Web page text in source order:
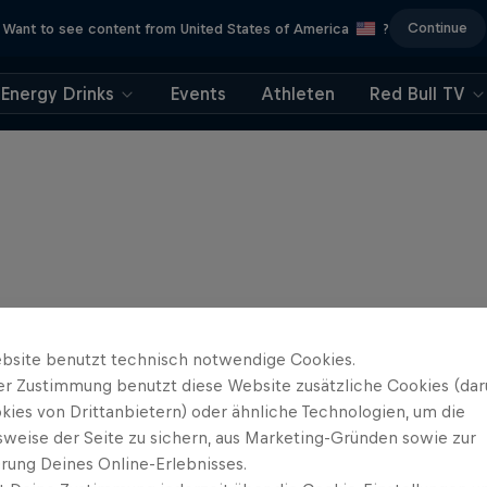
Want to see content from United States of America ? Continue
Energy Drinks Events Athleten Red Bull TV
benutzt technisch notwendige Cookies.
Zustimmung benutzt diese Website zusätzliche Cookies
von Drittanbietern) oder ähnliche Technologien, um die
der Seite zu sichern, aus Marketing-Gründen sowie zur
Deines Online-Erlebnisses.